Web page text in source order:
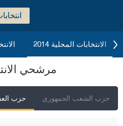
الانتخابات المحلية 2014
مرشحي
حزب حزب الشعب الجمهوري